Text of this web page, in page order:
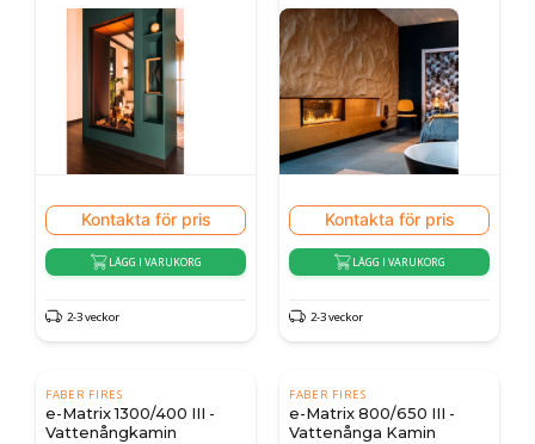
Kontakta för pris
LÄGG I VARUKORG
2-3 veckor
Kontakta för pris
LÄGG I VARUKORG
2-3 veckor
FABER FIRES
e-Matrix 1300/400 III -
Vattenångkamin
FABER FIRES
e-Matrix 800/650 III -
Vattenånga Kamin